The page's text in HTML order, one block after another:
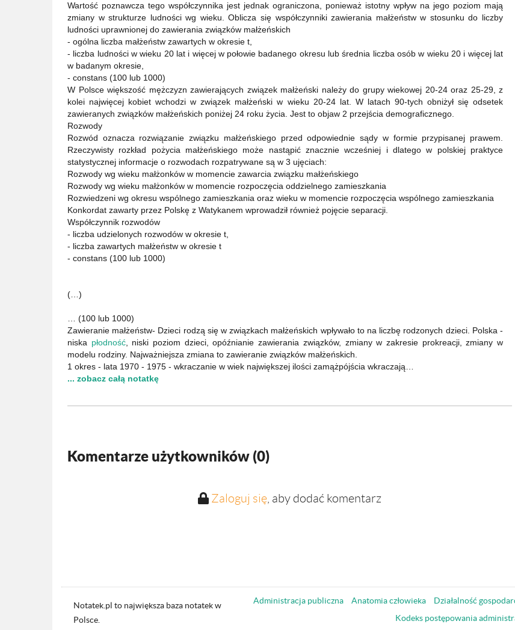
Wartość poznawcza tego współczynnika jest jednak ograniczona, ponieważ istotny wpływ na jego poziom mają
zmiany w strukturze ludności wg wieku. Oblicza się współczynniki zawierania małżeństw w stosunku do liczby
ludności uprawnionej do zawierania związków małżeńskich
- ogólna liczba małżeństw zawartych w okresie t,
- liczba ludności w wieku 20 lat i więcej w połowie badanego okresu lub średnia liczba osób w wieku 20 i więcej lat
w badanym okresie,
- constans (100 lub 1000)
W Polsce większość mężczyzn zawierających związek małżeński należy do grupy wiekowej 20-24 oraz 25-29, z
kolei najwięcej kobiet wchodzi w związek małżeński w wieku 20-24 lat. W latach 90-tych obniżył się odsetek
zawieranych związków małżeńskich poniżej 24 roku życia. Jest to objaw 2 przejścia demograficznego.
Rozwody
Rozwód oznacza rozwiązanie związku małżeńskiego przed odpowiednie sądy w formie przypisanej prawem.
Rzeczywisty rozkład pożycia małżeńskiego może nastąpić znacznie wcześniej i dlatego w polskiej praktyce
statystycznej informacje o rozwodach rozpatrywane są w 3 ujęciach:
Rozwody wg wieku małżonków w momencie zawarcia związku małżeńskiego
Rozwody wg wieku małżonków w momencie rozpoczęcia oddzielnego zamieszkania
Rozwiedzeni wg okresu wspólnego zamieszkania oraz wieku w momencie rozpoczęcia wspólnego zamieszkania
Konkordat zawarty przez Polskę z Watykanem wprowadził również pojęcie separacji.
Współczynnik rozwodów
- liczba udzielonych rozwodów w okresie t,
- liczba zawartych małżeństw w okresie t
- constans (100 lub 1000)
(…)
… (100 lub 1000)
Zawieranie małżeństw- Dzieci rodzą się w związkach małżeńskich wpływało to na liczbę rodzonych dzieci. Polska -
niska płodność, niski poziom dzieci, opóźnianie zawierania związków, zmiany w zakresie prokreacji, zmiany w
modelu rodziny. Najważniejsza zmiana to zawieranie związków małżeńskich.
1 okres - lata 1970 - 1975 - wkraczanie w wiek największej ilości zamążpójścia wkraczają…
... zobacz całą notatkę
Komentarze użytkowników (0)
Zaloguj się, aby dodać komentarz
Notatek.pl to największa baza notatek w
Polsce.
Administracja publiczna Anatomia człowieka Działalność
Kodeks postępowania